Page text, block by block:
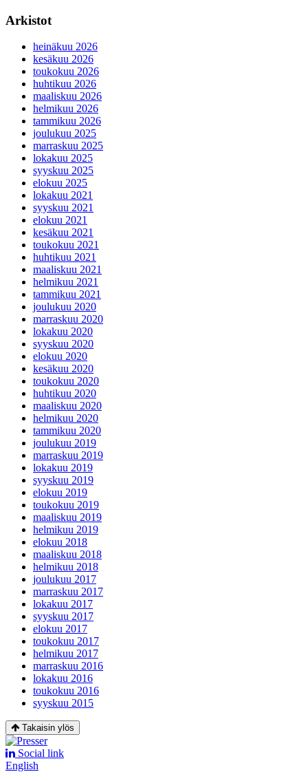
Arkistot
heinäkuu 2026
kesäkuu 2026
toukokuu 2026
huhtikuu 2026
maaliskuu 2026
helmikuu 2026
tammikuu 2026
joulukuu 2025
marraskuu 2025
lokakuu 2025
syyskuu 2025
elokuu 2025
lokakuu 2021
syyskuu 2021
elokuu 2021
kesäkuu 2021
toukokuu 2021
huhtikuu 2021
maaliskuu 2021
helmikuu 2021
tammikuu 2021
joulukuu 2020
marraskuu 2020
lokakuu 2020
syyskuu 2020
elokuu 2020
kesäkuu 2020
toukokuu 2020
huhtikuu 2020
maaliskuu 2020
helmikuu 2020
tammikuu 2020
joulukuu 2019
marraskuu 2019
lokakuu 2019
syyskuu 2019
elokuu 2019
toukokuu 2019
maaliskuu 2019
helmikuu 2019
elokuu 2018
maaliskuu 2018
helmikuu 2018
joulukuu 2017
marraskuu 2017
lokakuu 2017
syyskuu 2017
elokuu 2017
toukokuu 2017
helmikuu 2017
marraskuu 2016
lokakuu 2016
toukokuu 2016
syyskuu 2015
Takaisin ylös
Social link
English